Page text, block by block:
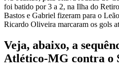
foi batido por 3 a 2, na Ilha do
Bastos e Gabriel fizeram para o
Ricardo Oliveira marcaram os gols
Veja, abaixo, a
Atlético-MG contra o